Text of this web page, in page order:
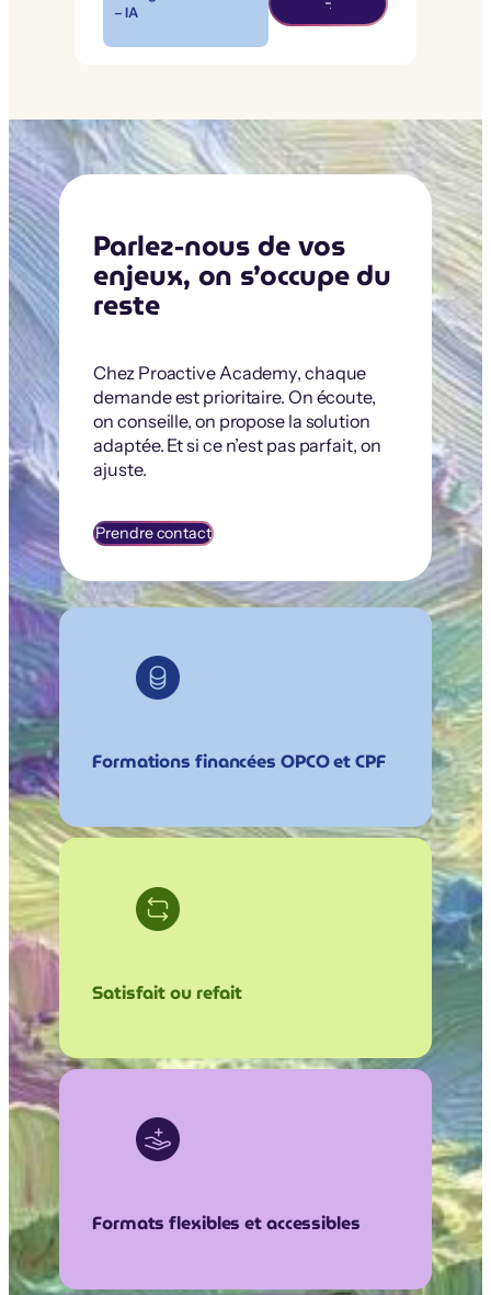
– IA
Parlez-nous de vos
enjeux, on s’occupe du
reste
Chez Proactive Academy, chaque
demande est prioritaire. On écoute,
on conseille, on propose la solution
adaptée. Et si ce n’est pas parfait, on
ajuste.
Prendre contact
Formations financées OPCO et CPF
Satisfait ou refait
Formats flexibles et accessibles